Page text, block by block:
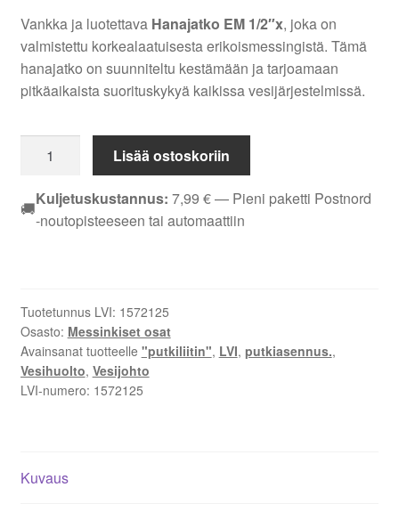
Vankka ja luotettava Hanajatko EM 1/2″x, joka on
valmistettu korkealaatuisesta erikoismessingistä. Tämä
hanajatko on suunniteltu kestämään ja tarjoamaan
pitkäaikaista suorituskykyä kaikissa vesijärjestelmissä.
1/2X30
MM
Lisää ostoskoriin
🚚Kuljetuskustannus: 7,99 €— Pieni paketti Postnord
-noutopisteeseen tai automaattiin
Tuotetunnus LVI: 1572125
Osasto: Messinkiset osat
Avainsanat tuotteelle "putkiliitin", LVI, putkiasennus.,
Vesihuolto, Vesijohto
LVI-numero: 1572125
Kuvaus